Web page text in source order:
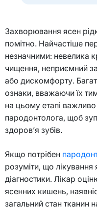
Захворювання ясен
помітно. Найчастіше
незначними: невелика
чищення, неприємний
або дискомфорту.
ознаки, вважаючи їх
на цьому етапі
пародонтолога, щоб
здоров’я зубів.
Якщо потрібен
розуміти, що
діагностики. Лікар
ясенних кишень,
загальний стан тканин